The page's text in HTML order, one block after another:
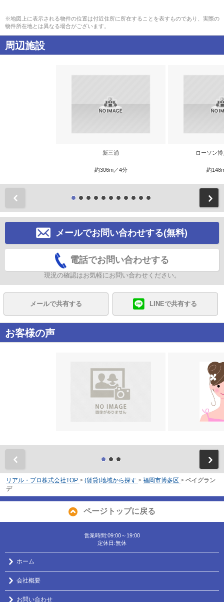
※地図上に表示される物件の位置は付近住所に所在することを表すものであり、実際の
物件所在地とは異なる場合がございます。
周辺施設
新三浦
約306m／4分
ローソン
約
メールでお問い合わせする(無料)
電話でお問い合わせする
現況の確認はお気軽にお問い合わせください。
メールで共有する LINEで共有する
お客様の声
リアル・プロ株式会社TOP > (賃貸)地域から探す > 福岡市博多区 > ベイグラン
デ
ページトップに戻る
営業時間:09:00～19:00
定休日:無休
ホーム
会社概要
お問い合わせ